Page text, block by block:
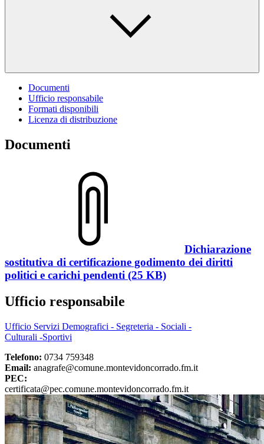
Documenti
Ufficio responsabile
Formati disponibili
Licenza di distribuzione
Documenti
Dichiarazione
sostitutiva di certificazione godimento dei diritti
politici e carichi pendenti (25 KB)
Ufficio responsabile
Ufficio Servizi Demografici - Segreteria - Sociali -
Culturali -Sportivi
Telefono: 0734 759348
Email: anagrafe@comune.montevidoncorrado.fm.it
PEC:
certificata@pec.comune.montevidoncorrado.fm.it